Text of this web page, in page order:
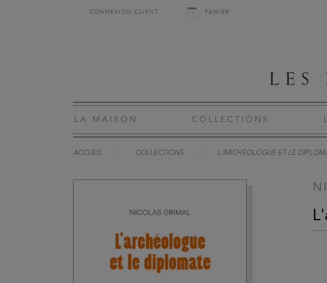
CONNEXION CLIENT PANIER
LA MAISON COLLECTIONS
ACCUEIL COLLECTIONS L'ARCHÉOLOGUE ET LE